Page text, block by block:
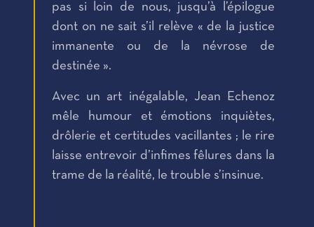
pas si loin de nous, jusqu’à l’épilogue
dont on ne sait s’il relève « de la justice
immanente ou de la névrose de
destinée ».
Avec un art inégalable, Jean Echenoz
mêle humour et émotions inquiètes,
drôlerie et certitudes vacillantes ; le rire
laisse entrevoir d’infimes fêlures dans la
trame de la réalité, le trouble s’insinue.